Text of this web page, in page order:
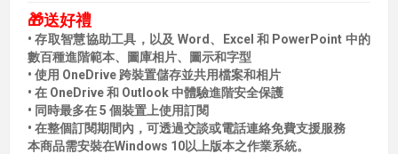
🎁送好禮
• 存取智慧協助工具，以及 Word、Excel 和 PowerPoint 中的
數百種進階範本、圖庫相片、圖示和字型
• 使用 OneDrive 跨裝置儲存並共用檔案和相片
• 在 OneDrive 和 Outlook 中體驗進階安全保護
• 同時最多在 5 個裝置上使用訂閱
• 在整個訂閱期間內，可透過交談或電話連絡免費支援服務
本商品需安裝在Windows 10以上版本之作業系統。